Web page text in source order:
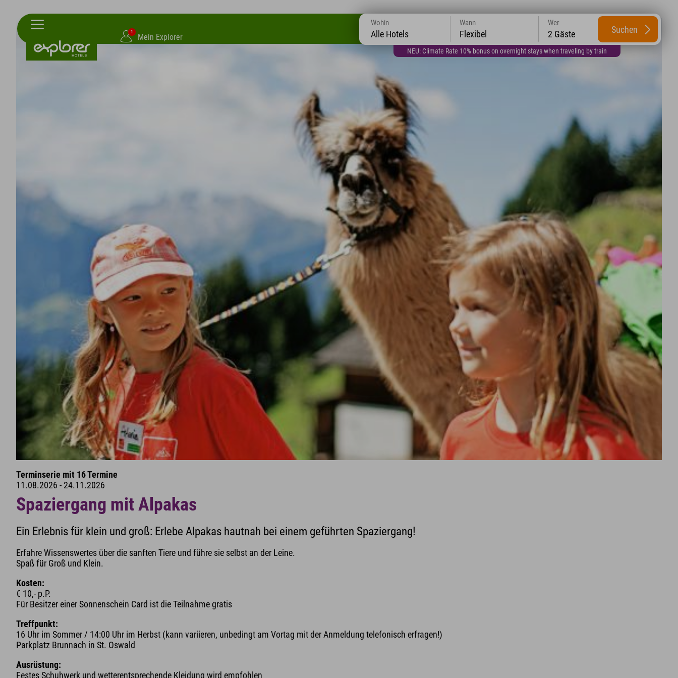
1
Mein Explorer
NEU: Climate Rate 10% bonus on overnight stays when traveling by train
Wohin
Alle Hotels
Wann
Flexibel
Wer
2 Gäste Suchen
Terminserie mit 16 Termine
11.08.2026 - 24.11.2026
Spaziergang mit Alpakas
Ein Erlebnis für klein und groß: Erlebe Alpakas hautnah bei einem geführten Spaziergang!
Erfahre Wissenswertes über die sanften Tiere und führe sie selbst an der Leine.
Spaß für Groß und Klein.
Kosten:
€ 10,- p.P.
Für Besitzer einer Sonnenschein Card ist die Teilnahme gratis
Treffpunkt:
16 Uhr im Sommer / 14:00 Uhr im Herbst (kann variieren, unbedingt am Vortag mit der Anmeldung telefonisch erfragen!)
Parkplatz Brunnach in St. Oswald
Ausrüstung:
Festes Schuhwerk und wetterentsprechende Kleidung wird empfohlen